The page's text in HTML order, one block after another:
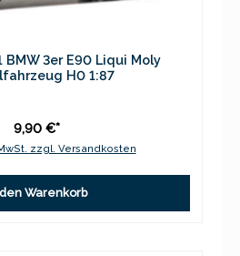
BMW 3er E90 Liqui Moly
H0 1:87
9,90 €*
zzgl. Versandkosten
Warenkorb